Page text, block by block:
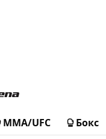
MMA/UFC Бокс